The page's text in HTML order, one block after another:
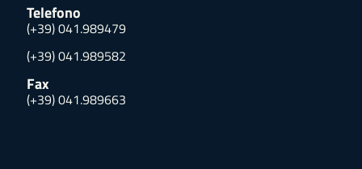
Telefono
(+39) 041.989479
(+39) 041.989582
Fax
(+39) 041.989663